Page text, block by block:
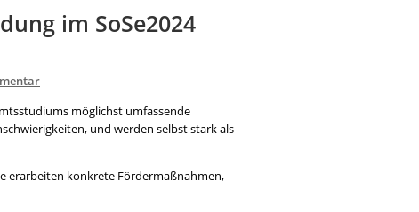
im SoSe2024
möglichst umfassende
und werden selbst stark als
erarbeiten konkrete Fördermaßnahmen,